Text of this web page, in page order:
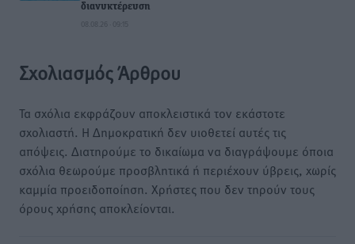
διανυκτέρευση
08.08.26 · 09:15
Σχολιασμός Άρθρου
Τα σχόλια εκφράζουν αποκλειστικά τον εκάστοτε
σχολιαστή. Η Δημοκρατική δεν υιοθετεί αυτές τις
απόψεις. Διατηρούμε το δικαίωμα να διαγράψουμε όποια
σχόλια θεωρούμε προσβλητικά ή περιέχουν ύβρεις, χωρίς
καμμία προειδοποίηση. Χρήστες που δεν τηρούν τους
όρους χρήσης αποκλείονται.